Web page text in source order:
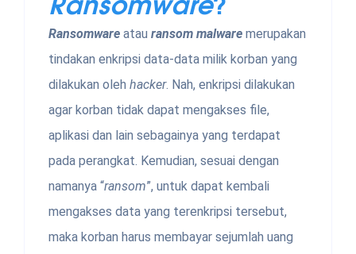
Ransomware atau ransom malware merupakan
tindakan enkripsi data-data milik korban yang
dilakukan oleh hacker. Nah, enkripsi dilakukan
agar korban tidak dapat mengakses file,
aplikasi dan lain sebagainya yang terdapat
pada perangkat. Kemudian, sesuai dengan
namanya “ransom”, untuk dapat kembali
mengakses data yang terenkripsi tersebut,
maka korban harus membayar sejumlah uang